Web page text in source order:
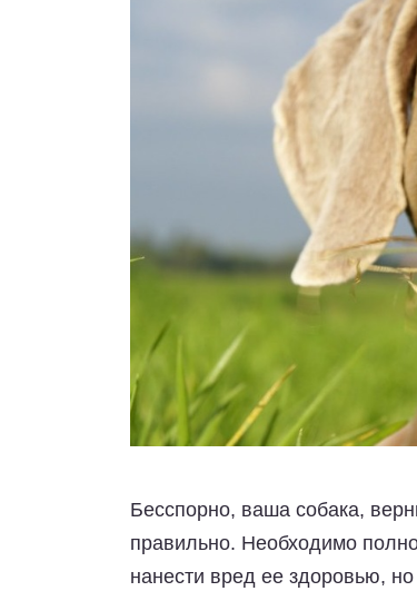
Бесспорно, ваша собака,
правильно. Необходимо
нанести вред ее здоровью,